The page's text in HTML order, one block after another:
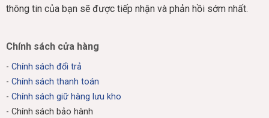
thông tin của bạn sẽ được tiếp nhận và phản hồi sớm nhất.
Chính sách cửa hàng
- Chính sách đổi trả
- Chính sách thanh toán
- Chính sách giữ hàng lưu kho
- Chính sách bảo hành